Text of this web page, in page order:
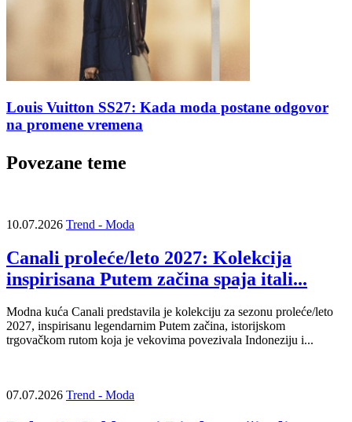
Louis Vuitton SS27: Kada moda postane odgovor
na promene vremena
Povezane teme
10.07.2026 Trend - Moda
Canali proleće/leto 2027: Kolekcija
inspirisana Putem začina spaja itali...
Modna kuća Canali predstavila je kolekciju za sezonu proleće/leto
2027, inspirisanu legendarnim Putem začina, istorijskom
trgovačkom rutom koja je vekovima povezivala Indoneziju i...
07.07.2026 Trend - Moda